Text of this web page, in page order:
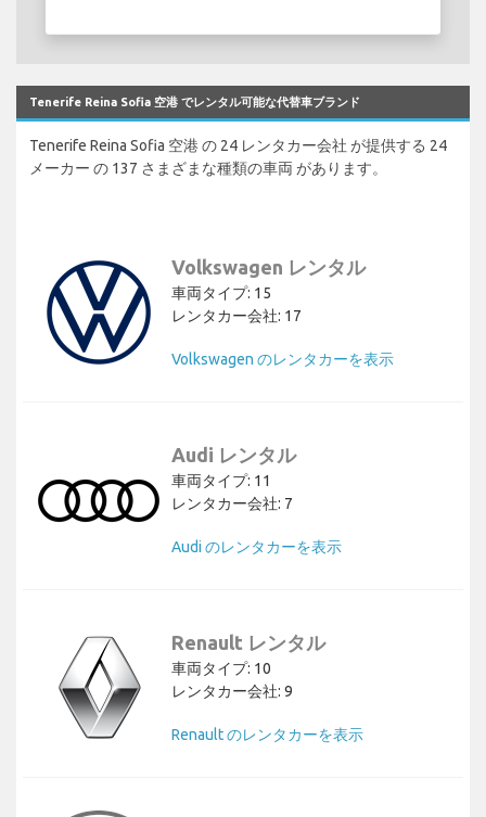
Tenerife Reina Sofia 空港 でレンタル可能な代替車ブランド
Tenerife Reina Sofia 空港 の 24 レンタカー会社 が提供する 24
メーカー の 137 さまざまな種類の車両 があります。
Volkswagen レンタル
車両タイプ: 15
レンタカー会社: 17
Volkswagen のレンタカーを表示
Audi レンタル
車両タイプ: 11
レンタカー会社: 7
Audi のレンタカーを表示
Renault レンタル
車両タイプ: 10
レンタカー会社: 9
Renault のレンタカーを表示